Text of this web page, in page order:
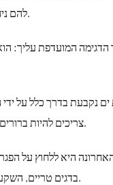
להם ניחוח דגים אופייני.
הדגימה המועדפת עליך:
ים נקבעת בדרך כלל על ידי
צריכים להיות ברורים ללא סרט מעונן.
היא ללחוץ על
בדגים טריים, השקע יעלם במהירות.